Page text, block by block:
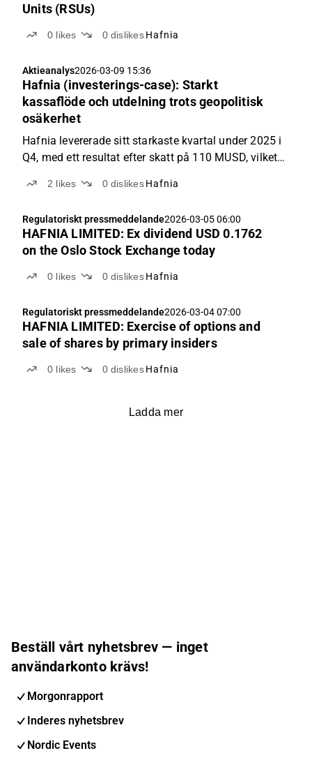
Units (RSUs)
0 likes 0 dislikes Hafnia
Aktieanalys2026-03-09 15:36
Hafnia (investerings-case): Starkt
kassaflöde och utdelning trots geopolitisk
osäkerhet
Hafnia levererade sitt starkaste kvartal under 2025 i
Q4, med ett resultat efter skatt på 110 MUSD, vilket
svagare första halva, då räntorna sjönk från sina
MUSD i justerad EBITDA och återförde 88 % av
resultatet efter skatt till aktieägarna genom
utdelningar och återköp, vilket motsvarar 0,55
USD/aktie för helåret.
2 likes 0 dislikes Hafnia
Regulatoriskt pressmeddelande2026-03-05 06:00
HAFNIA LIMITED: Ex dividend USD 0.1762
on the Oslo Stock Exchange today
0 likes 0 dislikes Hafnia
Regulatoriskt pressmeddelande2026-03-04 07:00
HAFNIA LIMITED: Exercise of options and
sale of shares by primary insiders
0 likes 0 dislikes Hafnia
Ladda mer
Beställ vårt nyhetsbrev — inget
användarkonto krävs!
Morgonrapport
Inderes nyhetsbrev
Nordic Events